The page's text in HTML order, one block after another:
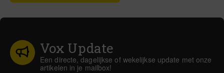
Vox Update
Een directe, dagelijkse of wekelijkse update met onze
artikelen in je mailbox!